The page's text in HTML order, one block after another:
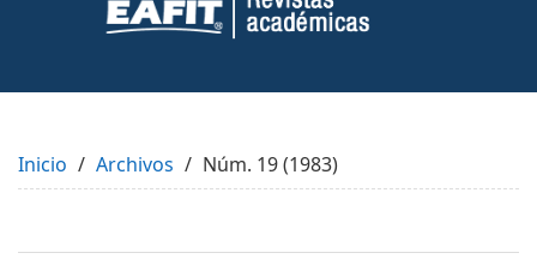
Content
Sidebar
Inicio Archivos Núm. 19 (1983)